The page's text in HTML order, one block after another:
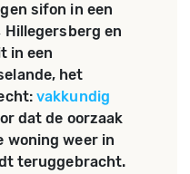
sifon in een
en
in een
het
vakkundig
dat de oorzaak
woning weer in
teruggebracht.